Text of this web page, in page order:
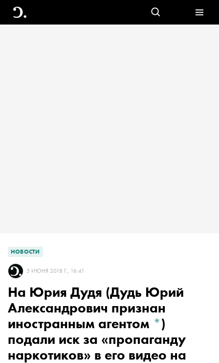
НОВОСТИ
5 ИЮНЯ 2018 Г., 16:41
На Юрия Дудя (Дудь Юрий
Александрович признан
иностранным агентом *)
подали иск за «пропаганду
наркотиков» в его видео на